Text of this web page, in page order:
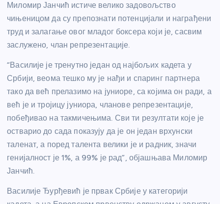
Миломир Јанчић истиче велико задовољство
чињеницом да су препознати потенцијали и награђени
труд и залагање овог младог боксера који је, сасвим
заслужено, члан репрезентације.
“Василије је тренутно један од најбољих кадета у
Србији, веома тешко му је нађи и спаринг партнера
тако да већ прелазимо на јуниоре, са којима он ради, а
већ је и тројицу јуниора, чланове репрезентације,
побеђивао на такмичењима. Сви ти резултати које је
остварио до сада показују да је он један врхунски
таленат, а поред талента велики је и радник, значи
генијалност је 1%, а 99% је рад”, објашњава Миломир
Јанчић.
Василије Ђурђевић је првак Србије у категорији